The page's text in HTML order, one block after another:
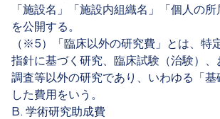
「施設名」「施設内組織名」「個人の所
を公開する。
（※5）「臨床以外の研究費」とは、特
指針に基づく研究、臨床試験（治験）
調査等以外の研究であり、いわゆる「
した費用をいう。
B. 学術研究助成費